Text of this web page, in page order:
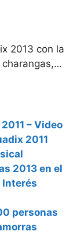
2013 con la
– Video
2011
2013 en el
Interés
personas